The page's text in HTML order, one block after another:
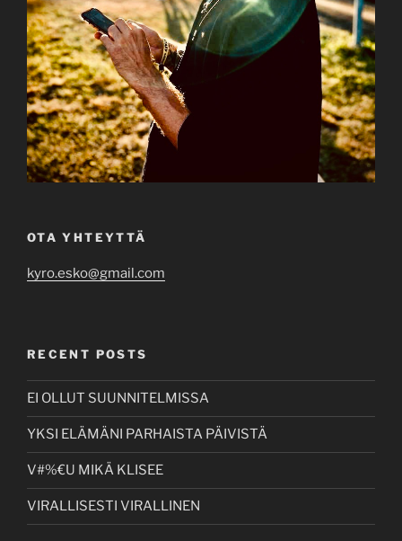
OTA YHTEYTTÄ
kyro.esko@gmail.com
RECENT POSTS
EI OLLUT SUUNNITELMISSA
YKSI ELÄMÄNI PARHAISTA PÄIVISTÄ
V#%€U MIKÄ KLISEE
VIRALLISESTI VIRALLINEN